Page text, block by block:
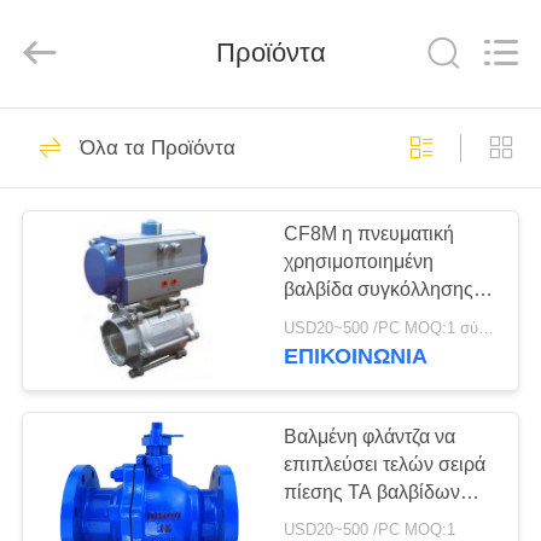
ΣΠΊΤΙ
ΠΡΟΪΌΝΤΑ
ΣΧΕΤΙΚΆ
ΕΠΙΣΚΕΨΉ
ΕΡΓΟΣΤΑΣΊΟΥ
Co.,
Reserved.
Ρυθμιστής πίεσης
αερίου
Ρυθμιστής αερίου
του Φίσερ
44
Προϊόντα
Όλα τα Προϊόντα
CF8M η πνευματική
χρησιμοποιημένη
βαλβίδα συγκόλλησης
υποδοχών
ενεργοποίησε
USD20~500 /PC MOQ:1 σύνολο
ΕΠΙΚΟΙΝΩΝΊΑ
Βαλμένη φλάντζα να
επιπλεύσει τελών σειρά
πίεσης TA βαλβίδων
σφαιρών ανοξείδωτου
USD20~500 /PC MOQ:1